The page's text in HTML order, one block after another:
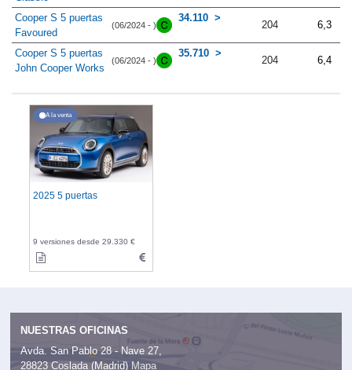
Cooper S 5 puertas
Favoured
(06/2024 - )
34.110
204 6,3
Cooper S 5 puertas
John Cooper Works
(06/2024 - )
35.710
204 6,4
A la venta
2025 5 puertas
9 versiones desde 29.330 €
NUESTRAS OFICINAS
Avda. San Pablo 28 - Nave 27,
28823 Coslada (Madrid) Mapa